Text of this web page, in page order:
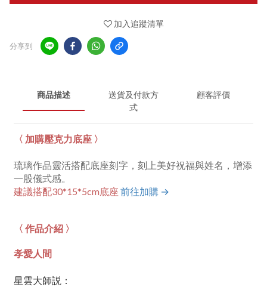
加入追蹤清單
分享到
商品描述
送貨及付款方
式
顧客評價
〈 加購壓克力底座 〉
琉璃作品靈活搭配底座刻字，刻上美好祝福與姓名，增添
一股儀式感。
建議搭配30*15*5cm底座 前往加購 →
〈 作品介紹 〉
孝愛人間
星雲大師説：